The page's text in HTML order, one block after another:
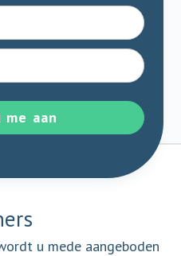
aan
u mede aangeboden